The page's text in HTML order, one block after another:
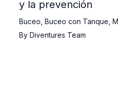
y la prevención
Buceo Buceo con Tanque
By Diventures Team